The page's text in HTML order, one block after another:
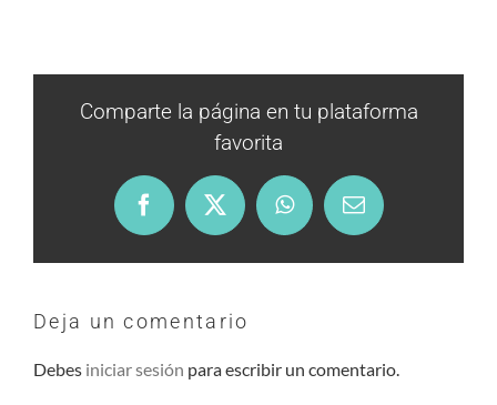
Comparte la página en tu plataforma
favorita
Facebook
X WhatsAppEmail
Deja un comentario
Debes iniciar sesión para escribir un comentario.